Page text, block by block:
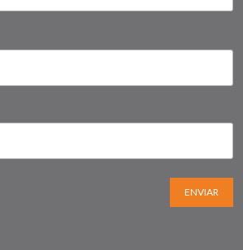
ENVIAR